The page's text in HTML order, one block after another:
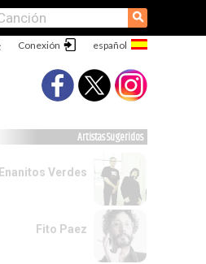
⚲
Conexión
Artistas Sugeridos
Enanitos Verdes
Fito Paez